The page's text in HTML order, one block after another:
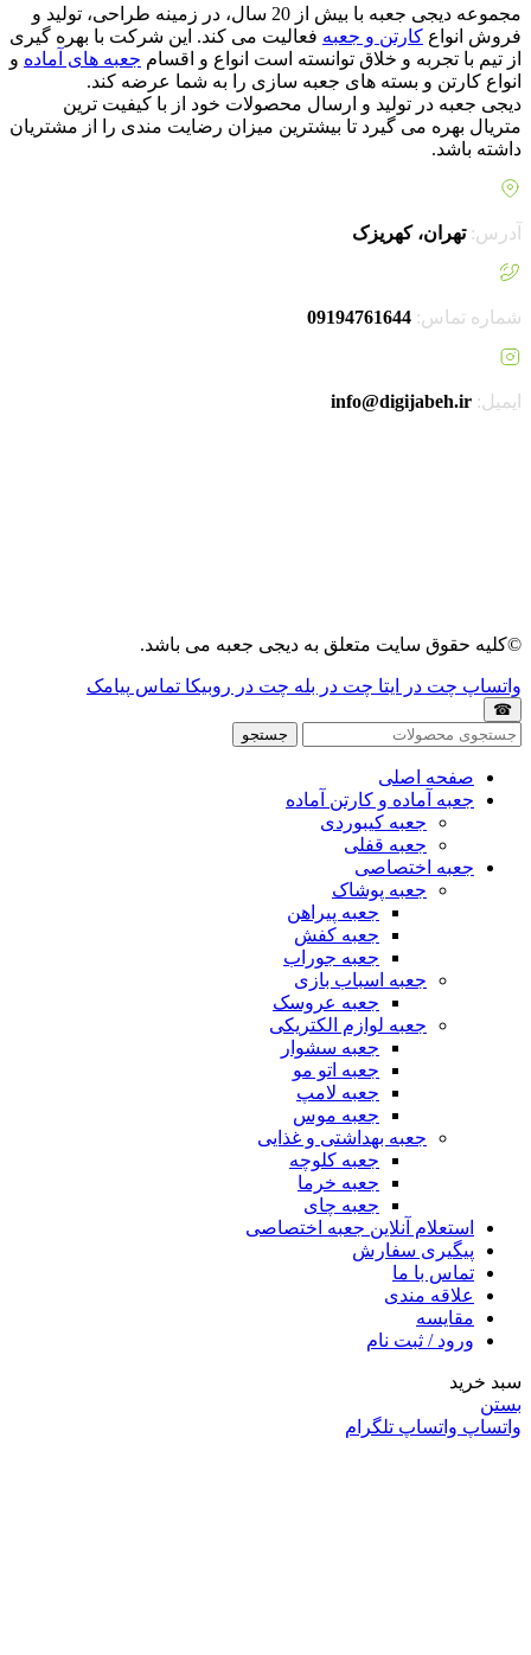
مجموعه دیجی جعبه با بیش از 20 سال، در زمینه طراحی، تولید و
فروش انواع کارتن و جعبه فعالیت می کند. این شرکت با بهره گیری
از تیم با تجربه و خلاق توانسته است انواع و اقسام جعبه های آماده و
انواع کارتن و بسته های جعبه سازی را به شما عرضه کند.
دیجی جعبه در تولید و ارسال محصولات خود از با کیفیت ترین
متریال بهره می گیرد تا بیشترین میزان رضایت مندی را از مشتریان
داشته باشد.
آدرس:تهران، کهریزک
شماره تماس: 09194761644
ایمیل: info@digijabeh.ir
©کلیه حقوق سایت متعلق به دیجی جعبه می باشد.
واتساپ چت در ایتا چت در بله چت در روبیکا تماس پیامک
☎
جستجو
صفحه اصلی
جعبه آماده و کارتن آماده
جعبه کیبوردی
جعبه قفلی
جعبه اختصاصی
جعبه پوشاک
جعبه پیراهن
جعبه کفش
جعبه جوراب
جعبه اسباب بازی
جعبه عروسک
جعبه لوازم الکتریکی
جعبه سشوار
جعبه اتو مو
جعبه لامپ
جعبه موس
جعبه بهداشتی و غذایی
جعبه کلوچه
جعبه خرما
جعبه چای
استعلام آنلاین جعبه اختصاصی
پیگیری سفارش
تماس با ما
علاقه مندی
مقایسه
ورود / ثبت نام
سبد خرید
بستن
واتساپ واتساپ تلگرام